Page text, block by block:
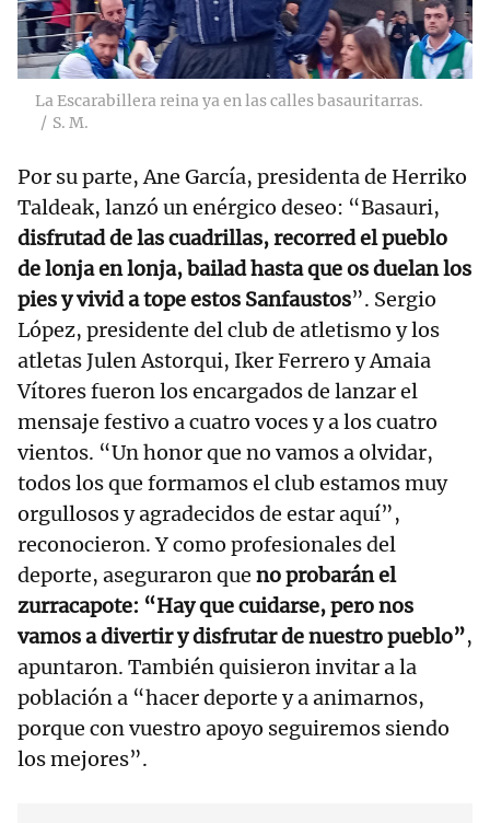
La Escarabillera reina ya en las calles basauritarras.
S. M.
Por su parte, Ane García, presidenta de Herriko
Taldeak, lanzó un enérgico deseo: “Basauri,
disfrutad de las cuadrillas, recorred el pueblo
de lonja en lonja, bailad hasta que os duelan los
pies y vivid a tope estos Sanfaustos”. Sergio
López, presidente del club de atletismo y los
atletas Julen Astorqui, Iker Ferrero y Amaia
Vítores fueron los encargados de lanzar el
mensaje festivo a cuatro voces y a los cuatro
vientos. “Un honor que no vamos a olvidar,
todos los que formamos el club estamos muy
orgullosos y agradecidos de estar aquí”,
reconocieron. Y como profesionales del
deporte, aseguraron que no probarán el
zurracapote: “Hay que cuidarse, pero nos
vamos a divertir y disfrutar de nuestro pueblo”,
apuntaron. También quisieron invitar a la
población a “hacer deporte y a animarnos,
porque con vuestro apoyo seguiremos siendo
los mejores”.